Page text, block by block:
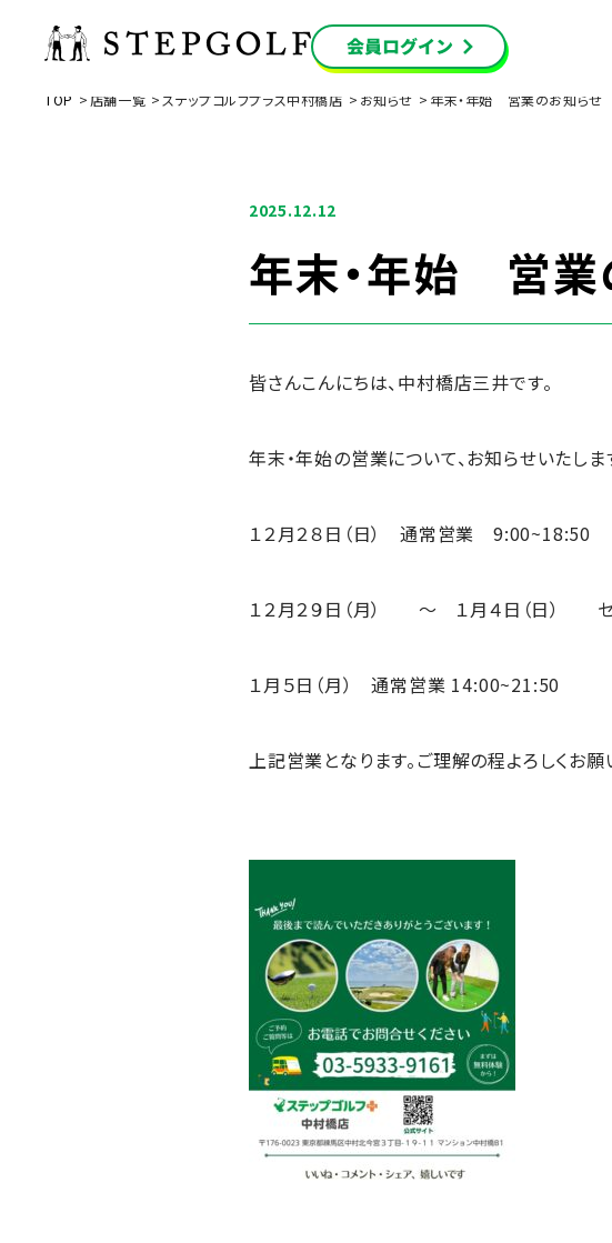
TOP 店舗一覧 ステップゴルフプラス中村橋店 お知らせ 年末・年始 営業のお知らせ
2025.12.12
年末・年始 営業
皆さんこんにちは、中村橋店三井です。
年末・年始の営業について、お知らせいたしま
１２月２８日（日） 通常営業 9:00~18:50
１２月２９日（月） ～ １月４日（日）
１月５日（月） 通常営業 14:00~21:50
上記営業となります。ご理解の程よろしくお願